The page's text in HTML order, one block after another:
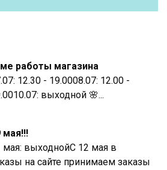
работы магазина
12.30 - 19.0008.07: 12.00 -
выходной 🌸...
мая!!!
мая: выходнойС 12 мая в
на сайте принимаем заказы